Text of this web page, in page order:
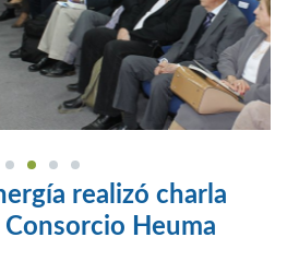
realizó charla
Heuma